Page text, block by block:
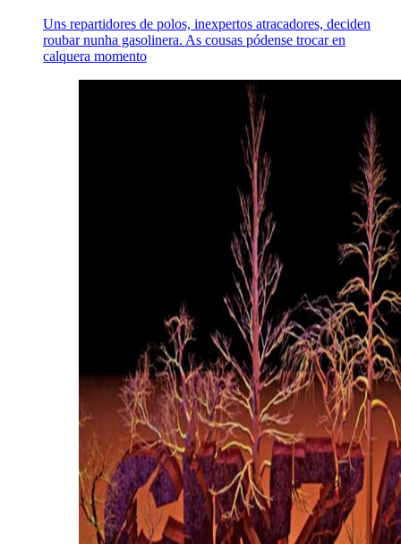
Uns repartidores de polos, inexpertos atracadores, deciden
roubar nunha gasolinera. As cousas pódense trocar en
calquera momento